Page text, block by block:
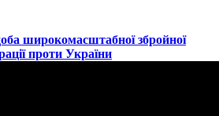
широкомасштабної збройної
проти України